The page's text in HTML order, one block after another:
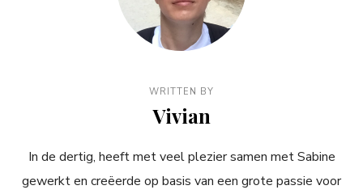
WRITTEN BY
Vivian
In de dertig, heeft met veel plezier samen met Sabine
gewerkt en creëerde op basis van een grote passie voor